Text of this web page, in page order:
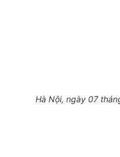
Hà Nội, ngày 07